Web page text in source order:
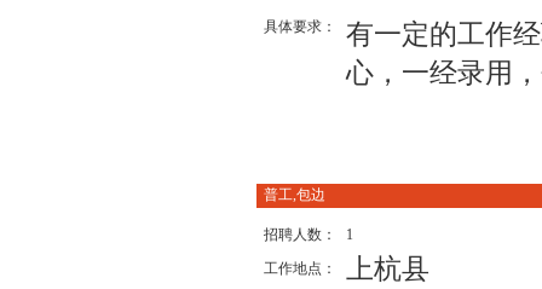
具体要求：
有一定的工作
心，一经录用
普工,包边
招聘人数：
1
工作地点：
上杭县